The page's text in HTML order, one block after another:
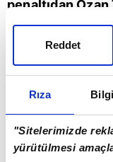
Rıza
"Sitelerimizde
yürütülmesi
Reddet
penaltıdan Ozan
Trabzonspor
Trabzonspor